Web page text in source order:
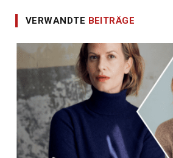
VERWANDTE BEITRÄGE